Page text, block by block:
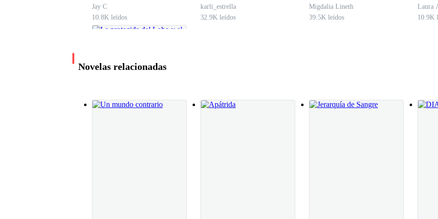
Jay C
10.8K leídos
karli_estrella
32.9K leídos
Migdalia Lineth
39.5K leídos
Laura
10.9K
Novelas relacionadas